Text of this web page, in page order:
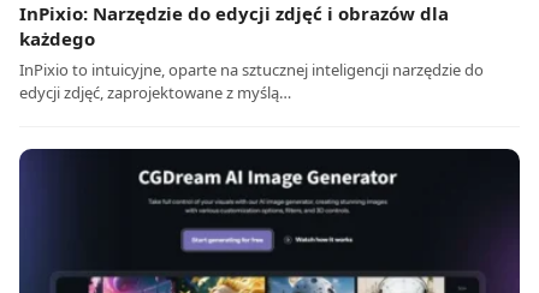
InPixio: Narzędzie do edycji zdjęć i obrazów dla
każdego
InPixio to intuicyjne, oparte na sztucznej inteligencji narzędzie do
edycji zdjęć, zaprojektowane z myślą…